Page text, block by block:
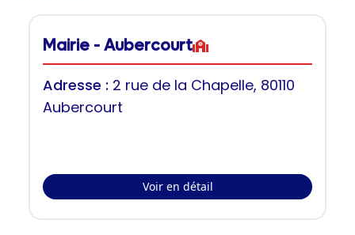
Mairie - Aubercourt
Adresse : 2 rue de la Chapelle, 80110
Aubercourt
Voir en détail